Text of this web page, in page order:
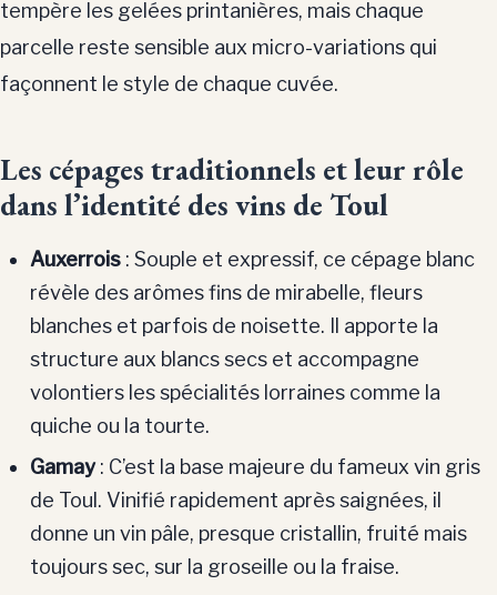
tempère les gelées printanières, mais chaque
parcelle reste sensible aux micro-variations qui
façonnent le style de chaque cuvée.
Les cépages traditionnels et leur rôle
dans l’identité des vins de Toul
Auxerrois : Souple et expressif, ce cépage blanc
révèle des arômes fins de mirabelle, fleurs
blanches et parfois de noisette. Il apporte la
structure aux blancs secs et accompagne
volontiers les spécialités lorraines comme la
quiche ou la tourte.
Gamay: C’est la base majeure du fameux vin gris
de Toul. Vinifié rapidement après saignées, il
donne un vin pâle, presque cristallin, fruité mais
toujours sec, sur la groseille ou la fraise.